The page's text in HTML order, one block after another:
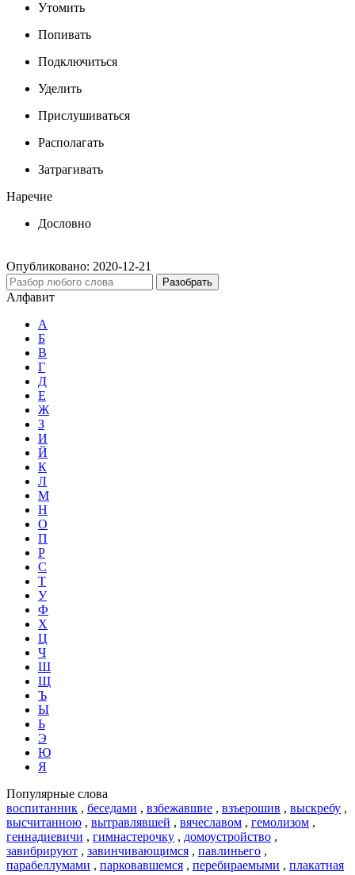
Утомить
Попивать
Подключиться
Уделить
Прислушиваться
Располагать
Затрагивать
Наречие
Дословно
Опубликовано: 2020-12-21
Разобрать
Алфавит
А
Б
В
Г
Д
Е
Ж
З
И
Й
К
Л
М
Н
О
П
Р
С
Т
У
Ф
Х
Ц
Ч
Ш
Щ
Ъ
Ы
Ь
Э
Ю
Я
Популярные слова
воспитанник , беседами , взбежавшие , взъерошив , выскребу ,
высчитанною , вытравлявшей , вячеславом , гемолизом ,
геннадиевичи , гимнастерочку , домоустройство ,
завибрируют , завинчивающимся , павлиньего ,
парабеллумами , парковавшемся , перебираемыми , плакатная